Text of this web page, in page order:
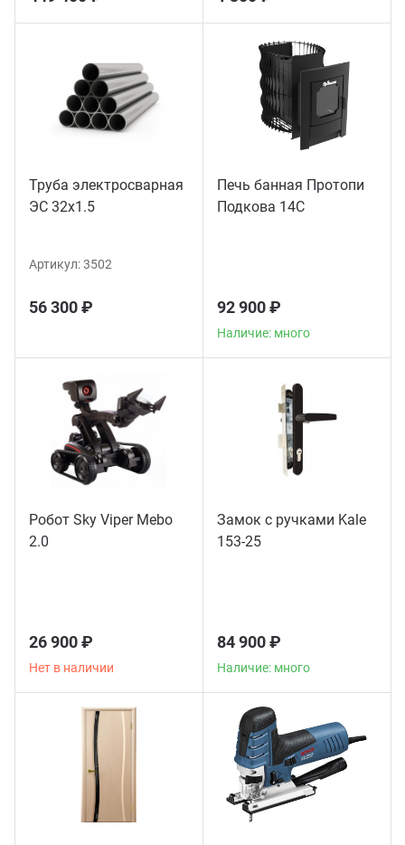
Труба электросварная
ЭС 32x1.5
Артикул:3502
56 300 ₽
Печь банная Протопи
Подкова 14С
92 900 ₽
Наличие: много
Робот Sky Viper Mebo
2.0
26 900 ₽
Нет в наличии
Замок с ручками Kale
153-25
84 900 ₽
Наличие: много